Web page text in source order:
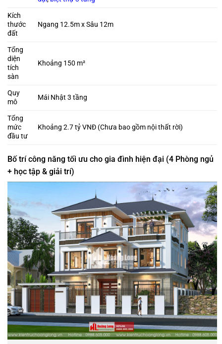
Kích
thước
đất
Ngang 12.5m x Sâu 12m
Tổng
diện
tích
sàn
Khoảng 150 m²
Quy
mô
Mái Nhật 3 tầng
Tổng
mức
đầu tư
Khoảng 2.7 tỷ VNĐ (Chưa bao gồm nội thất rời)
Bố trí công năng tối ưu cho gia đình hiện đại (4 Phòng ngủ
+ học tập & giải trí)